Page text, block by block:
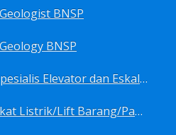
BNSP
BNSP
Sertifikasi Ahli K3 Spesialis Elevator dan Eskalator KEMNAKER
Sertifikasi Alat Angkat Listrik/Lift Barang/Passenger Hoist KEMNAKER